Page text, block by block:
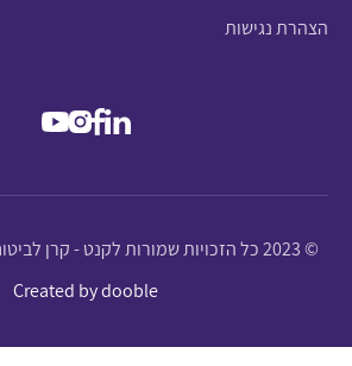
הצהרת נגישות
© 2023 כל הזכויות שמורות לקנט - קרן לביטוח נזקי טבע בחקלאות
Created by dooble